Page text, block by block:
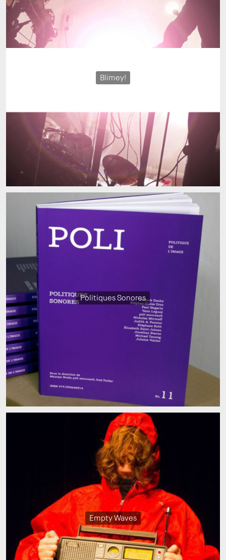
Blimey!
Politiques Sonores
Empty Waves